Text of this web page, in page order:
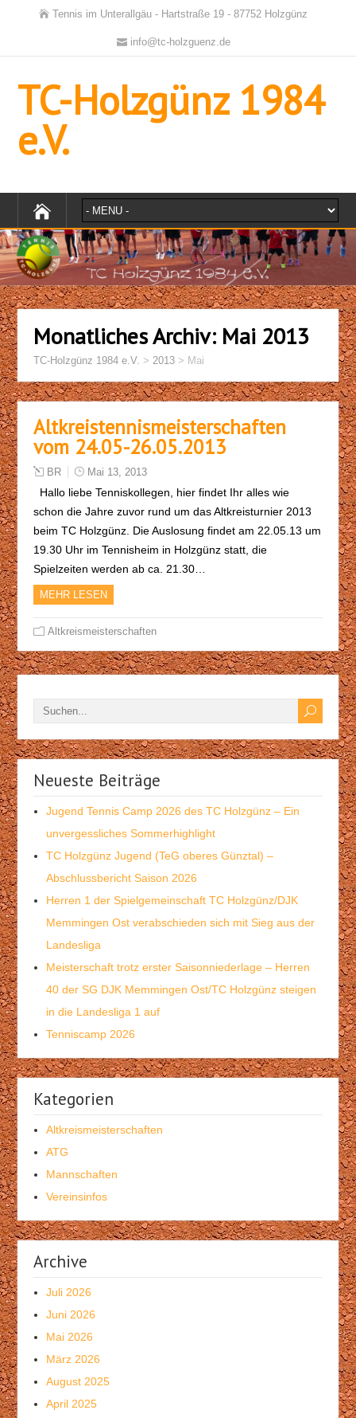
Tennis im Unterallgäu - Hartstraße 19 - 87752 Holzgünz
info@tc-holzguenz.de
TC-Holzgünz 1984
e.V.
Monatliches Archiv: Mai 2013
TC-Holzgünz 1984 e.V. > 2013 > Mai
Altkreistennismeisterschaften
vom 24.05-26.05.2013
BR Mai 13, 2013
Hallo liebe Tenniskollegen, hier findet Ihr alles wie
schon die Jahre zuvor rund um das Altkreisturnier 2013
beim TC Holzgünz. Die Auslosung findet am 22.05.13 um
19.30 Uhr im Tennisheim in Holzgünz statt, die
Spielzeiten werden ab ca. 21.30…
MEHR LESEN
Altkreismeisterschaften
Neueste Beiträge
Jugend Tennis Camp 2026 des TC Holzgünz – Ein
unvergessliches Sommerhighlight
TC Holzgünz Jugend (TeG oberes Günztal) –
Abschlussbericht Saison 2026
Herren 1 der Spielgemeinschaft TC Holzgünz/DJK
Memmingen Ost verabschieden sich mit Sieg aus der
Landesliga
Meisterschaft trotz erster Saisonniederlage – Herren
40 der SG DJK Memmingen Ost/TC Holzgünz steigen
in die Landesliga 1 auf
Tenniscamp 2026
Kategorien
Altkreismeisterschaften
ATG
Mannschaften
Vereinsinfos
Archive
Juli 2026
Juni 2026
Mai 2026
März 2026
August 2025
April 2025